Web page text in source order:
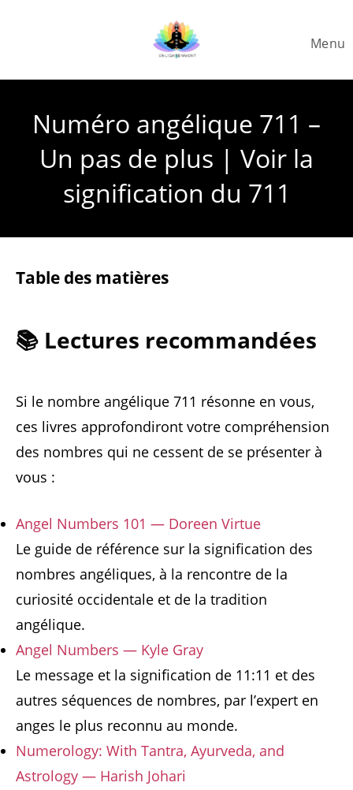
Menu
Numéro angélique 711 –
Un pas de plus | Voir la
signification du 711
Table des matières
📚 Lectures recommandées
Si le nombre angélique 711 résonne en vous,
ces livres approfondiront votre compréhension
des nombres qui ne cessent de se présenter à
vous :
Angel Numbers 101 — Doreen Virtue
Le guide de référence sur la signification des
nombres angéliques, à la rencontre de la
curiosité occidentale et de la tradition
angélique.
Angel Numbers — Kyle Gray
Le message et la signification de 11:11 et des
autres séquences de nombres, par l’expert en
anges le plus reconnu au monde.
Numerology: With Tantra, Ayurveda, and
Astrology — Harish Johari